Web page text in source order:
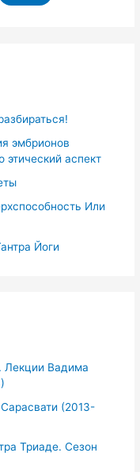
эмбрионов
аспект
Или
Йоги
Лекции Вадима
(2013-
Триаде. Сезон